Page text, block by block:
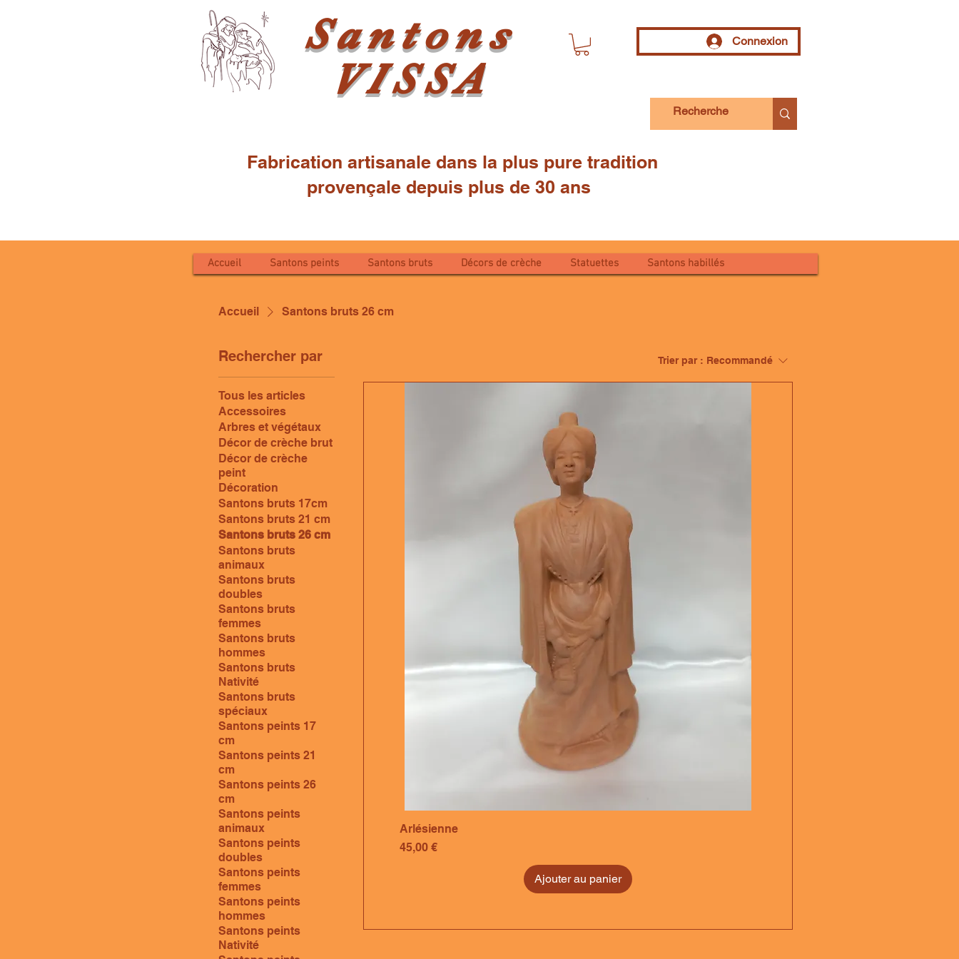
Santons
VISSA
Connexion
Fabrication artisanale dans la plus pure tradition
provençale depuis plus de 30 ans
Accueil Santons peints Santons bruts Décors de crèche Statuettes Santons habillés
Accueil Santons bruts 26 cm
Rechercher par
Tous les articles
Accessoires
Arbres et végétaux
Décor de crèche brut
Décor de crèche
peint
Décoration
Santons bruts 17cm
Santons bruts 21 cm
Santons bruts 26 cm
Santons bruts
animaux
Santons bruts
doubles
Santons bruts
femmes
Santons bruts
hommes
Santons bruts
Nativité
Santons bruts
spéciaux
Santons peints 17
cm
Santons peints 21
cm
Santons peints 26
cm
Santons peints
animaux
Santons peints
doubles
Santons peints
femmes
Santons peints
hommes
Santons peints
Nativité
Trier par : Recommandé
Arlésienne
Prix
45,00 €
Ajouter au panier